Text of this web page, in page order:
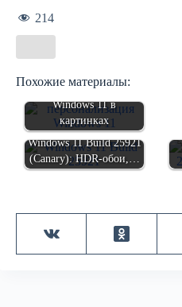
214
Похожие материалы:
Windows 11 в
картинках
Windows 11 Build 25921
(Canary): HDR-обои,…